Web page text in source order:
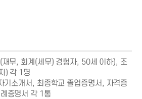
무, 회계(세무) 경험자, 50세 이하), 조
) 각 1명
기소개서, 최종학교 졸업증명서, 자격증
증명서 각 1통